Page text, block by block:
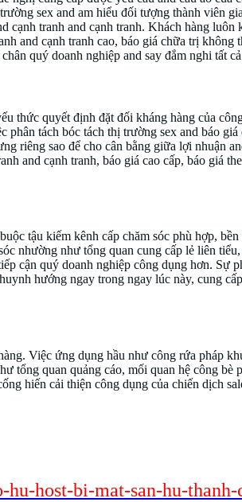
sex and am hiểu đối tượng thành viên
cạnh tranh and cạnh tranh. Khách hàng
and cạnh tranh cao, báo giá chữa trị
quý doanh nghiệp and say đắm nghi tất
thức quyết định đặt đối kháng hàng của
tách bóc tách thị trường sex and báo
riêng sao để cho cân bằng giữa lợi nhuận
and cạnh tranh, báo giá cao cấp, báo giá
tậu kiếm kênh cấp chăm sóc phù hợp,
nhường như tổng quan cung cấp lẻ liên
cận quý doanh nghiệp công dụng hơn. Sự
hướng ngay trong ngay lúc này, cung
Việc ứng dụng hầu như công rứa pháp
quan quảng cáo, mối quan hệ công bè
hiến cải thiện công dụng của chiến dịch
host-bi-mat-san-hu-